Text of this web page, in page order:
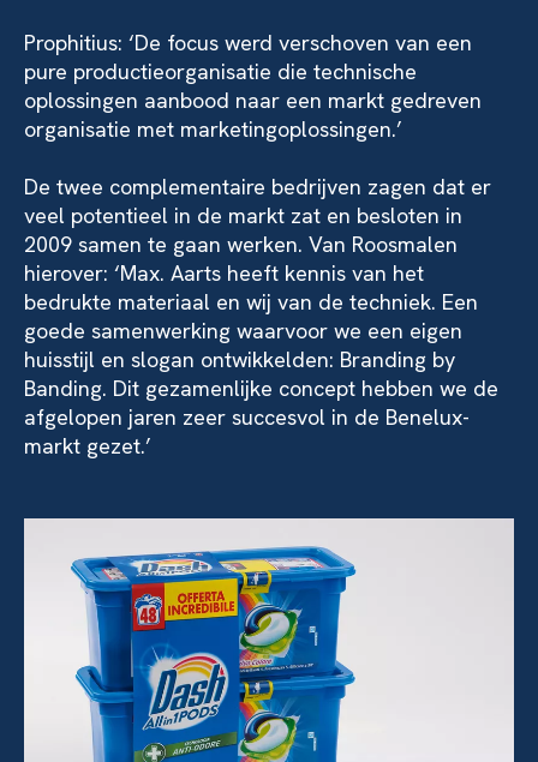
Prophitius: ‘De focus werd verschoven van een
pure productieorganisatie die technische
oplossingen aanbood naar een markt gedreven
organisatie met marketingoplossingen.’
De twee complementaire bedrijven zagen dat er
veel potentieel in de markt zat en besloten in
2009 samen te gaan werken. Van Roosmalen
hierover: ‘Max. Aarts heeft kennis van het
bedrukte materiaal en wij van de techniek. Een
goede samenwerking waarvoor we een eigen
huisstijl en slogan ontwikkelden: Branding by
Banding. Dit gezamenlijke concept hebben we de
afgelopen jaren zeer succesvol in de Benelux-
markt gezet.’